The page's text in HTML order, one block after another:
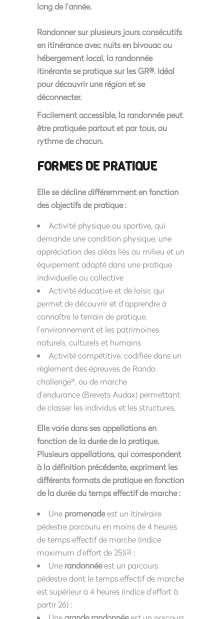
long de l’année.
Randonner sur plusieurs jours consécutifs
en itinérance avec nuits en bivouac ou
hébergement local, la randonnée
itinérante se pratique sur les GR®. Idéal
pour découvrir une région et se
déconnecter.
Facilement accessible, la randonnée peut
être pratiquée partout et par tous, au
rythme de chacun.
FORMES DE PRATIQUE
Elle se décline différemment en fonction
des objectifs de pratique :
Activité physique ou sportive, qui
demande une condition physique, une
appréciation des aléas liés au milieu et un
équipement adapté dans une pratique
individuelle ou collective
Activité éducative et de loisir, qui
permet de découvrir et d’apprendre à
connaître le terrain de pratique,
l’environnement et les patrimoines
naturels, culturels et humains
Activité compétitive, codifiée dans un
règlement des épreuves de Rando
challenge®, ou de marche
d’endurance (Brevets Audax) permettant
de classer les individus et les structures.
Elle varie dans ses appellations en
fonction de la durée de la pratique.
Plusieurs appellations, qui correspondent
à la définition précédente, expriment les
différents formats de pratique en fonction
de la durée du temps effectif de marche :
Une promenadeest un itinéraire
pédestre parcouru en moins de 4 heures
de temps effectif de marche (indice
maximum d’effort de 25)[2] ;
Une randonnéeest un parcours
pédestre dont le temps effectif de marche
est supérieur à 4 heures (indice d’effort à
partir 26) ;